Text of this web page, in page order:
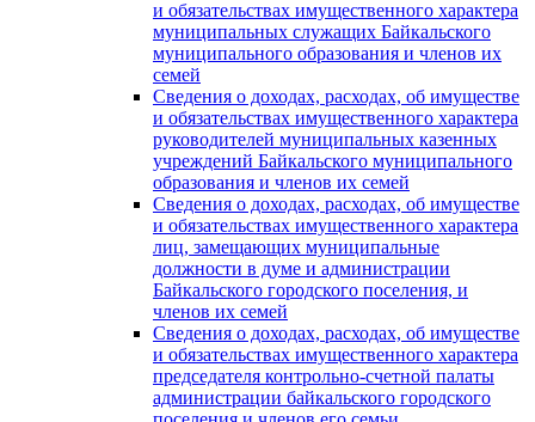
и обязательствах имущественного характера
муниципальных служащих Байкальского
муниципального образования и членов их
семей
Сведения о доходах, расходах, об имуществе
и обязательствах имущественного характера
руководителей муниципальных казенных
учреждений Байкальского муниципального
образования и членов их семей
Сведения о доходах, расходах, об имуществе
и обязательствах имущественного характера
лиц, замещающих муниципальные
должности в думе и администрации
Байкальского городского поселения, и
членов их семей
Сведения о доходах, расходах, об имуществе
и обязательствах имущественного характера
председателя контрольно-счетной палаты
администрации байкальского городского